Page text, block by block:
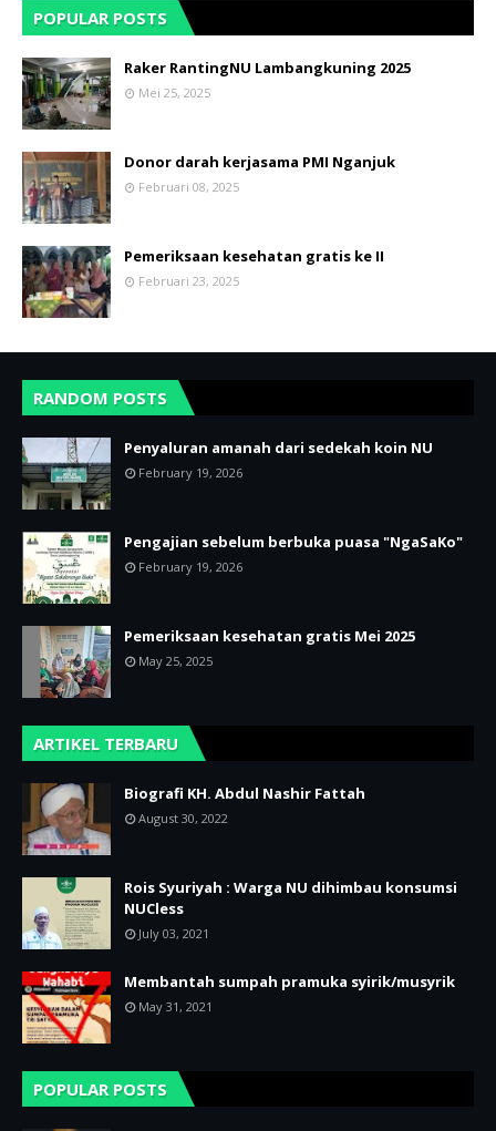
POPULAR POSTS
Raker RantingNU Lambangkuning 2025
Mei 25, 2025
Donor darah kerjasama PMI Nganjuk
Februari 08, 2025
Pemeriksaan kesehatan gratis ke II
Februari 23, 2025
RANDOM POSTS
Penyaluran amanah dari sedekah koin NU
February 19, 2026
Pengajian sebelum berbuka puasa "NgaSaKo"
February 19, 2026
Pemeriksaan kesehatan gratis Mei 2025
May 25, 2025
ARTIKEL TERBARU
Biografi KH. Abdul Nashir Fattah
August 30, 2022
Rois Syuriyah : Warga NU dihimbau konsumsi
NUCless
July 03, 2021
Membantah sumpah pramuka syirik/musyrik
May 31, 2021
POPULAR POSTS